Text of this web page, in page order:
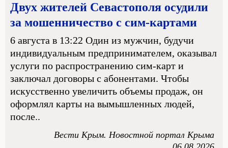
Двух жителей Севастополя осудили
за мошенничество с сим-картами
6 августа в 13:22 Один из мужчин, будучи
индивидуальным предпринимателем, оказывал
услуги по распространению сим-карт и
заключал договоры с абонентами. Чтобы
искусственно увеличить объемы продаж, он
оформлял карты на вымышленных людей,
после..
Вести Крым. Новостной портал Крыма